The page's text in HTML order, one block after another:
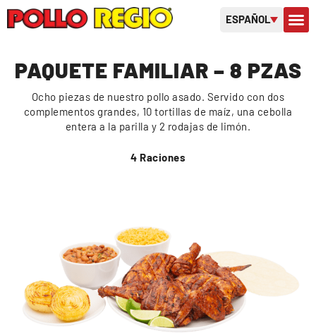
ESPAÑOL
PAQUETE FAMILIAR – 8 PZAS
Ocho piezas de nuestro pollo asado. Servido con dos
complementos grandes, 10 tortillas de maíz, una cebolla
entera a la parilla y 2 rodajas de limón.
4 Raciones